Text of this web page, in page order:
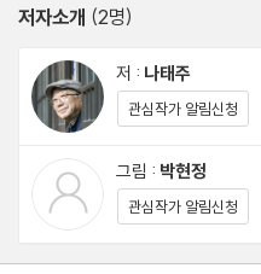
3장 천천히 아내 이름을 길게 불
꿈속 같다 / 동백꽃 아래 / 이
워낭 소리 / 상사초 / 눈밭 / 명
저문 날 들길에서 / 오래된 그
를 위한 기도 / 지금은 엄동 /
가 / 고향 집 동백 / 들판 쪽으
저자소개 (2명)
저 : 나태주
관심작가 알림신청
그림 : 박현정
관심작가 알림신청